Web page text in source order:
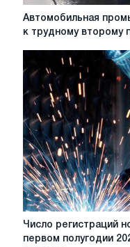
Автомобильная
готовится
к
трудному
второму
полугодию
–
Argus
Автомобильная
к трудному второму
Число
регистраций
Число регистраций
первом полугодии